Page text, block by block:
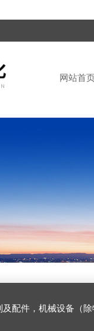
网站首
金属材料，金属制品，不锈钢制品，建筑材料，钢材，橡塑制品，环保设备，润滑剂，汽车配件，摩托车配件的批发，零售。（企业经营涉及行政许可的，凭许可证件经营）化成套设别及配件，机械设备（除特种设